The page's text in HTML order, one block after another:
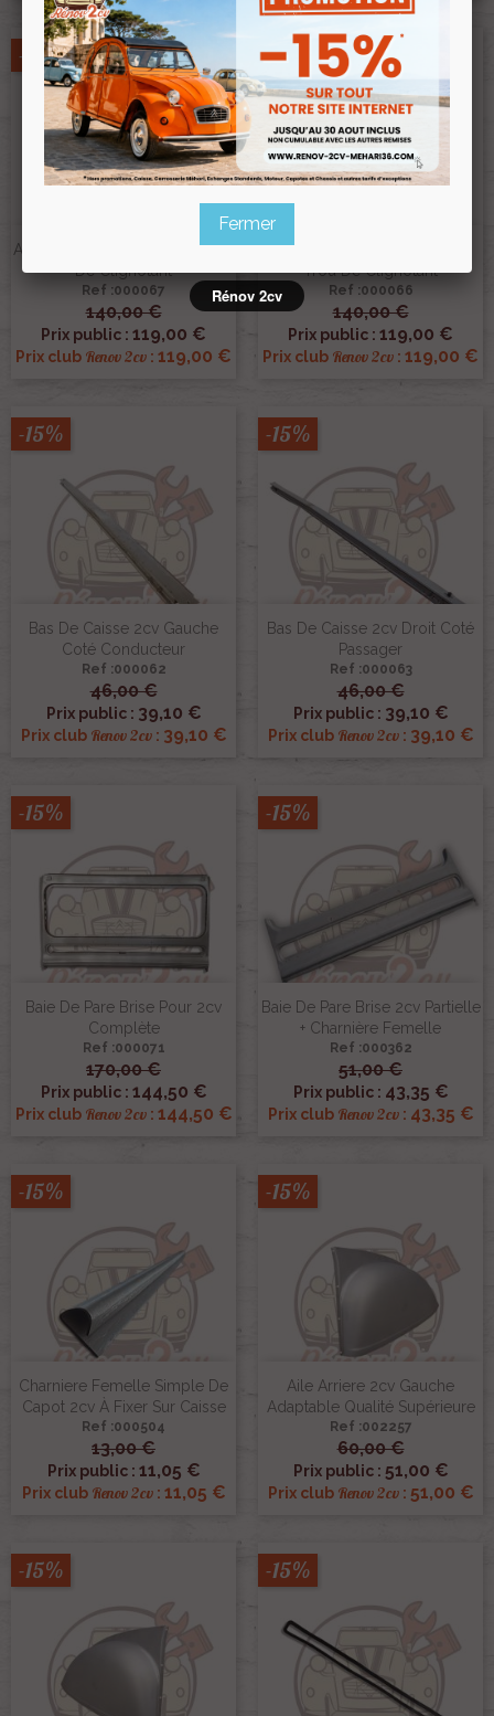
Aile Avant Droite 2cv Sans Trou
De Clignotant
Ref :000067
140,00 €
Prix public : 119,00 €
Prix club Renov 2cv : 119,00 €
-15%
Aile Avant Gauche 2cv Sans
Trou De Clignotant
Ref :000066
140,00 €
Prix public : 119,00 €
Prix club Renov 2cv : 119,00 €
-15%
Bas De Caisse 2cv Gauche
Coté Conducteur
Ref :000062
46,00 €
Prix public : 39,10 €
Prix club Renov 2cv: 39,10 €
-15%
Bas De Caisse 2cv Droit Coté
Passager
Ref :000063
46,00 €
Prix public : 39,10 €
Prix club Renov 2cv: 39,10 €
-15%
Baie De Pare Brise Pour 2cv
Complète
Ref :000071
170,00 €
Prix public : 144,50 €
Prix club Renov 2cv: 144,50 €
-15%
Baie De Pare Brise 2cv Partielle
+ Charnière Femelle
Ref :000362
51,00 €
Prix public : 43,35 €
Prix club Renov 2cv: 43,35 €
-15%
Charniere Femelle Simple De
Capot 2cv À Fixer Sur Caisse
Ref :000504
13,00 €
Prix public : 11,05 €
Prix club Renov 2cv: 11,05 €
-15%
Aile Arriere 2cv Gauche
Adaptable Qualité Supérieure
Ref :002257
60,00 €
Prix public : 51,00 €
Prix club Renov 2cv: 51,00 €
-15%
-15% -15%
Fermer
Rénov 2cv